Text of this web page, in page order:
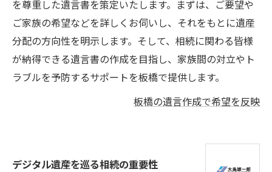
を尊重した遺言書を策定いたします。まずは、ご要望や
ご家族の希望などを詳しくお伺いし、それをもとに遺産
分配の方向性を明示します。そして、相続に関わる皆様
が納得できる遺言書の作成を目指し、家族間の対立やト
ラブルを予防するサポートを板橋で提供します。
板橋の遺言作成で希望を反映
デジタル遺産を巡る相続の重要性